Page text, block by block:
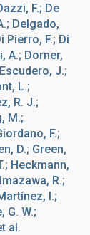
F.; De
Delgado,
Pierro, F.; Di
A.; Dorner,
J.;
L.;
R. J.;
M.;
F.;
D.; Green,
Heckmann,
R.;
I.;
G. W.;
al.